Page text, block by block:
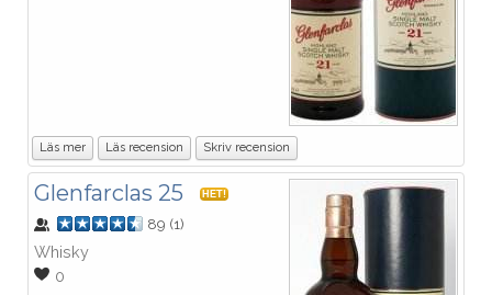
Läs mer Läs recension Skriv recension
Glenfarclas 25 HET!
89 (1)
Whisky
0